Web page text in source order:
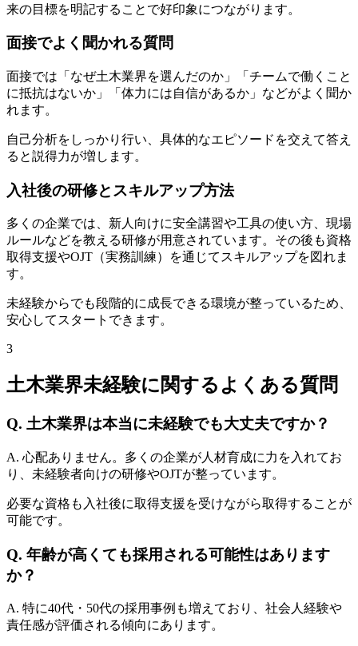
来の目標を明記することで好印象につながります。
面接でよく聞かれる質問
面接では「なぜ土木業界を選んだのか」「チームで働くこと
に抵抗はないか」「体力には自信があるか」などがよく聞か
れます。
自己分析をしっかり行い、具体的なエピソードを交えて答え
ると説得力が増します。
入社後の研修とスキルアップ方法
多くの企業では、新人向けに安全講習や工具の使い方、現場
ルールなどを教える研修が用意されています。その後も資格
取得支援やOJT（実務訓練）を通じてスキルアップを図れま
す。
未経験からでも段階的に成長できる環境が整っているため、
安心してスタートできます。
3
土木業界未経験に関するよくある質問
Q. 土木業界は本当に未経験でも大丈夫ですか？
A. 心配ありません。多くの企業が人材育成に力を入れてお
り、未経験者向けの研修やOJTが整っています。
必要な資格も入社後に取得支援を受けながら取得することが
可能です。
Q. 年齢が高くても採用される可能性はあります
か？
A. 特に40代・50代の採用事例も増えており、社会人経験や
責任感が評価される傾向にあります。